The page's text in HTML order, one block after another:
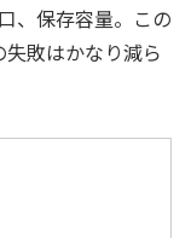
、保存容量。この
敗はかなり減ら